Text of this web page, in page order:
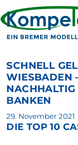
SCHNELL
WIESBADEN
BANKEN
Veröffentlicht
am
29. November 2021
DIE TOP 10